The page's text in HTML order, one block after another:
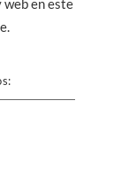
web en este